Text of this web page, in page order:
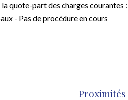
quote-part des charges courantes
- Pas de procédure en cours
Proximités